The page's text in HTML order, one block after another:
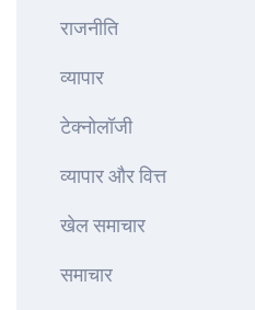
राजनीति
व्यापार
टेक्नोलॉजी
व्यापार और वित्त
खेल समाचार
समाचार